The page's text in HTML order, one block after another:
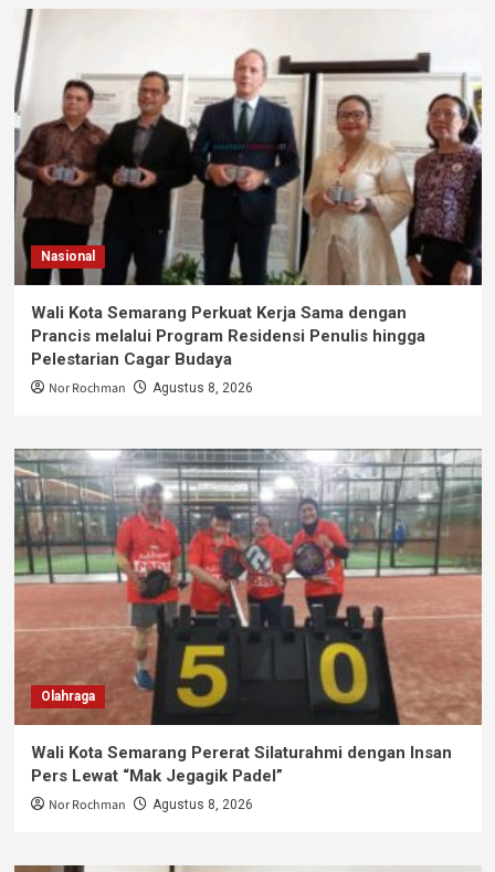
Nasional
Wali Kota Semarang Perkuat Kerja Sama dengan
Prancis melalui Program Residensi Penulis hingga
Pelestarian Cagar Budaya
Nor Rochman Agustus 8, 2026
Olahraga
Wali Kota Semarang Pererat Silaturahmi dengan Insan
Pers Lewat “Mak Jegagik Padel”
Nor Rochman Agustus 8, 2026